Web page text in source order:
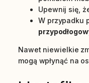
Upewnij się,
W przypadku
Nawet niewielkie
mogą wpłynąć na